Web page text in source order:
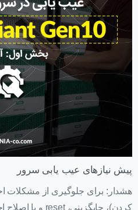
پیش نیازهای عیب یابی سرور
هشدار: برای جلوگیری از مشکلات
کردن)، جایگزینی، reset و یا اصلاح اجزای سیستم،